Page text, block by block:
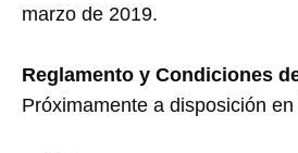
marzo de 2019.
Reglamento y Condiciones
Próximamente a disposición